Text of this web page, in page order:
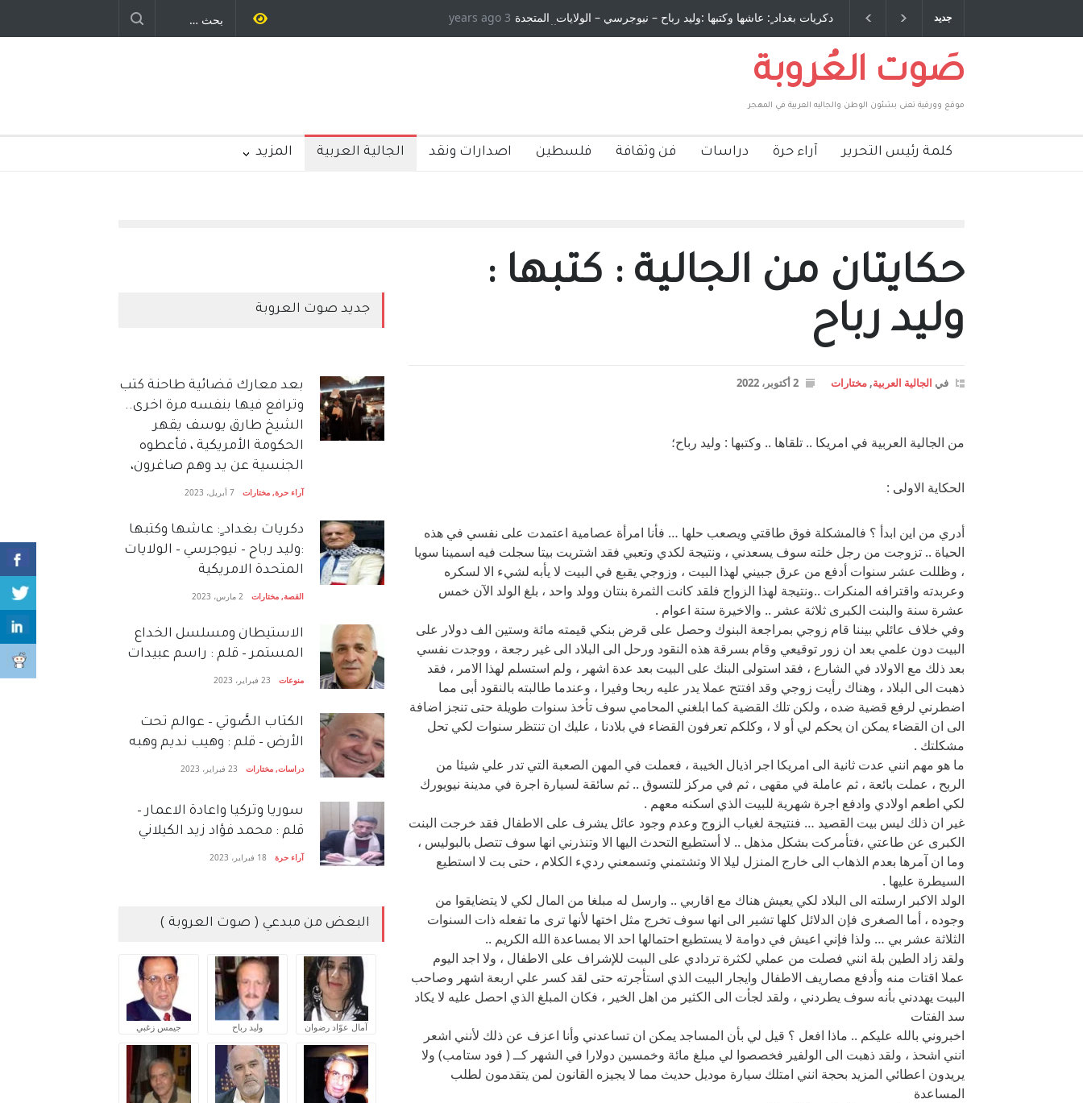
جديد دكريات بغداد ٍ: عاشها وكتبها :وليد رباح – نيوجرسي – الولايات المتحدة
الامريكية
طاحنة كتب وترافع فيها بنفسه مرة اخرى.. الشيخ
صاغرون،
3 years ago
صَوت العُروبة
موقع وورقية تعنى بشئون الوطن والجاليه العربية في المهجر
كلمة رئيس التحرير آراء حرة دراسات فن وثقافة فلسطين اصدارات ونقد الجالية العربية المزيد
حكايتان من الجالية : كتبها :
وليد رباح
في الجالية العربية, مختارات 2 أكتوبر، 2022
من الجالية العربية في امريكا .. تلقاها .. وكتبها : وليد رباح؛
الحكاية الاولى :
أدري من اين ابدأ ؟ فالمشكلة فوق طاقتي ويصعب حلها … فأنا امرأة عصامية اعتمدت على نفسي في هذه
الحياة .. تزوجت من رجل خلته سوف يسعدني ، ونتيجة لكدي وتعبي فقد اشتريت بيتا سجلت فيه اسمينا سويا
، وظللت عشر سنوات أدفع من عرق جبيني لهذا البيت ، وزوجي يقبع في البيت لا يأبه لشيء الا لسكره
وعربدته واقترافه المنكرات ..ونتيجة لهذا الزواج فلقد كانت الثمرة بنتان وولد واحد ، بلغ الولد الآن خمس
عشرة سنة والبنت الكبرى ثلاثة عشر .. والاخيرة ستة اعوام .
وفي خلاف عائلي بيننا قام زوجي بمراجعة البنوك وحصل على قرض بنكي قيمته مائة وستين الف دولار على
البيت دون علمي بعد ان زور توقيعي وقام بسرقة هذه النقود ورحل الى البلاد الى غير رجعة ، ووجدت نفسي
بعد ذلك مع الاولاد في الشارع ، فقد استولى البنك على البيت بعد عدة اشهر ، ولم استسلم لهذا الامر ، فقد
ذهبت الى البلاد ، وهناك رأيت زوجي وقد افتتح عملا يدر عليه ربحا وفيرا ، وعندما طالبته بالنقود أبى مما
اضطرني لرفع قضية ضده ، ولكن تلك القضية كما ابلغني المحامي سوف تأخذ سنوات طويلة حتى تنجز اضافة
الى ان القضاء يمكن ان يحكم لي أو لا ، وكلكم تعرفون القضاء في بلادنا ، عليك ان تنتظر سنوات لكي تحل
مشكلتك .
ما هو مهم انني عدت ثانية الى امريكا اجر اذيال الخيبة ، فعملت في المهن الصعبة التي تدر علي شيئا من
الربح ، عملت بائعة ، ثم عاملة في مقهى ، ثم في مركز للتسوق .. ثم سائقة لسيارة اجرة في مدينة نيويورك
لكي اطعم اولادي وادفع اجرة شهرية للبيت الذي اسكنه معهم .
غير ان ذلك ليس بيت القصيد … فنتيجة لغياب الزوج وعدم وجود عائل يشرف على الاطفال فقد خرجت البنت
الكبرى عن طاعتي ،فتأمركت بشكل مذهل .. لا أستطيع التحدث اليها الا وتنذرني انها سوف تتصل بالبوليس ،
وما ان آمرها بعدم الذهاب الى خارج المنزل ليلا الا وتشتمني وتسمعني رديء الكلام ، حتى بت لا استطيع
السيطرة عليها .
الولد الاكبر ارسلته الى البلاد لكي يعيش هناك مع اقاربي .. وارسل له مبلغا من المال لكي لا يتضايقوا من
وجوده ، أما الصغرى فإن الدلائل كلها تشير الى انها سوف تخرج مثل اختها لأنها ترى ما تفعله ذات السنوات
الثلاثة عشر بي … ولذا فإني اعيش في دوامة لا يستطيع احتمالها احد الا بمساعدة الله الكريم ..
ولقد زاد الطين بلة انني فصلت من عملي لكثرة تردادي على البيت للإشراف على الاطفال ، ولا اجد اليوم
عملا اقتات منه وأدفع مصاريف الاطفال وايجار البيت الذي استأجرته حتى لقد كسر علي اربعة اشهر وصاحب
البيت يهددني بأنه سوف يطردني ، ولقد لجأت الى الكثير من اهل الخير ، فكان المبلغ الذي احصل عليه لا يكاد
سد الفتات
اخبروني بالله عليكم .. ماذا افعل ؟ قيل لي بأن المساجد يمكن ان تساعدني وأنا اعزف عن ذلك لأنني اشعر
انني اشحذ ، ولقد ذهبت الى الولفير فخصصوا لي مبلغ مائة وخمسين دولارا في الشهر كــ ( فود ستامب) ولا
يريدون اعطائي المزيد بحجة انني امتلك سيارة موديل حديث مما لا يجيزه القانون لمن يتقدمون لطلب
المساعدة
جديد صوت العروبة
بعد معارك قضائية طاحنة كتب
وترافع فيها بنفسه مرة اخرى..
الشيخ طارق يوسف يقهر
الحكومة الأمريكية ، فأعطوه
الجنسية عن يد وهم صاغرون،
آراء حرة, مختارات 7 أبريل، 2023
دكريات بغداد ٍ: عاشها وكتبها
:وليد رباح – نيوجرسي – الولايات
المتحدة الامريكية
القصة, مختارات 2 مارس، 2023
الاستيطان ومسلسل الخداع
المستمر – قلم : راسم عبيدات
منوعات 23 فبراير، 2023
الكتاب الصَّوتي – عوالم تحت
الأرض – قلم : وهيب نديم وهبه
دراسات, مختارات 23 فبراير، 2023
سوريا وتركيا واعادة الاعمار –
قلم : محمد فؤاد زيد الكيلاني
آراء حرة 18 فبراير، 2023
البعض من مبدعي ( صوت العروبة )
آمال عوّاد رضوان وليد رباح جيمس زغبي